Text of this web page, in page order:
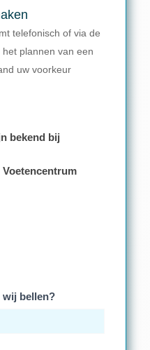
telefonisch of via de
plannen van een
uw voorkeur
bekend bij
Voetencentrum
wij bellen?